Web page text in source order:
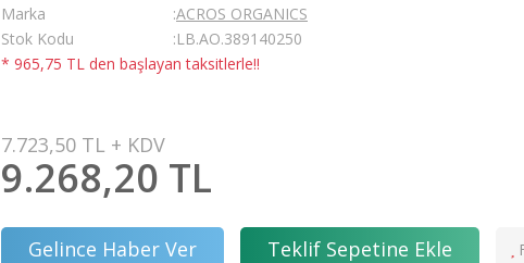
Marka
ACROS ORGANICS
Stok Kodu
LB.AO.389140250
* 965,75 TL den başlayan taksitlerle!!
7.723,50 TL + KDV
9.268,20 TL
Gelince Haber Ver Teklif Sepetine Ekle